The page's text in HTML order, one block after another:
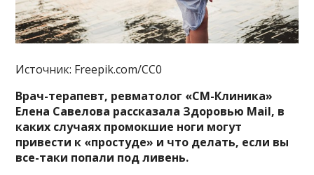
Источник: Freepik.com/CC0
Врач-терапевт, ревматолог «СМ-Клиника»
Елена Савелова рассказала Здоровью Mail, в
каких случаях промокшие ноги могут
привести к «простуде» и что делать, если вы
все-таки попали под ливень.